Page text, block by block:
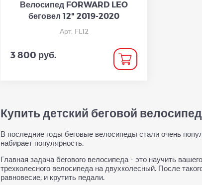
Велосипед FORWARD LEO
беговел 12" 2019-2020
Арт. FL12
3 800 руб.
Купить детский беговой
В последние годы беговые велосипеды стали очень
набирает популярность.
Главная задача бегового велосипеда - это научить
трехколесного велосипеда на двухколесный. После
равновесие, и крутить педали.